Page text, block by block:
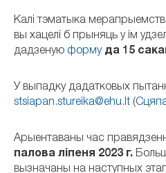
Калі тэматыка
вы хацелі б прыняць у ім
дадзеную форму да 15
У выпадку дадатковых
stsiapan.stureika@ehu.lt (
Арыентаваны час
палова ліпеня 2023 г.
вызначаны на наступных